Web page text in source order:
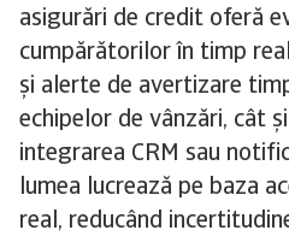
asigurări de credit oferă
cumpărătorilor în timp
și alerte de avertizare
echipelor de vânzări, cât
integrarea CRM sau
lumea lucrează pe baza
real, reducând